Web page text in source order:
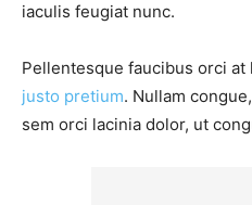
iaculis feugiat nunc.
Pellentesque faucibus orci
justo pretium. Nullam
sem orci lacinia dolor, ut